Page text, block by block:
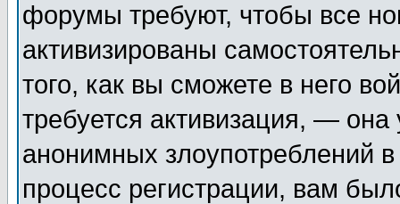
форумы требуют, чтобы все
активизированы
того, как вы сможете в него
требуется активизация, —
анонимных злоупотреблений
процесс регистрации, вам